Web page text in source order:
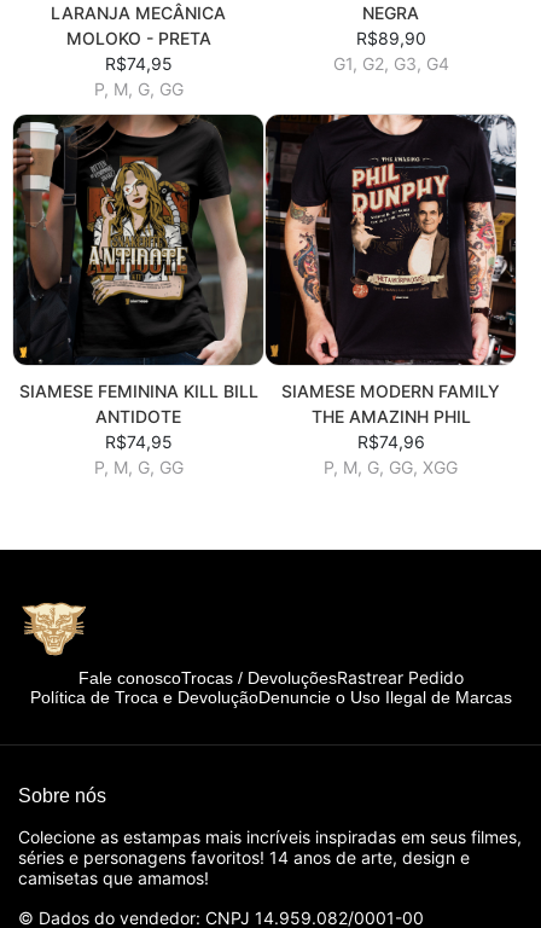
LARANJA MECÂNICA
MOLOKO - PRETA
R$74,95
P, M, G, GG
NEGRA
R$89,90
G1, G2, G3, G4
SIAMESE FEMININA KILL BILL
ANTIDOTE
R$74,95
P, M, G, GG
SIAMESE MODERN FAMILY
THE AMAZINH PHIL
R$74,96
P, M, G, GG, XGG
Fale conoscoTrocas / DevoluçõesRastrear Pedido
Política de Troca e DevoluçãoDenuncie o Uso Ilegal de Marcas
Sobre nós
Colecione as estampas mais incríveis inspiradas em seus filmes,
séries e personagens favoritos! 14 anos de arte, design e
camisetas que amamos!
© Dados do vendedor: CNPJ 14.959.082/0001-00